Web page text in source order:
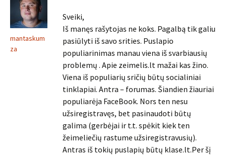
mantaskum
za
Sveiki,
Iš manęs rašytojas ne koks. Pagalbą tik galiu
pasiūlyti iš savo srities. Puslapio
populiarinimas manau viena iš svarbiausių
problemų . Apie zeimelis.lt mažai kas žino.
Viena iš populiarių sričių būtų socialiniai
tinklapiai. Antra – forumas. Šiandien žiauriai
populiarėja FaceBook. Nors ten nesu
užsiregistravęs, bet pasinaudoti būtų
galima (gerbėjai ir t.t. spėkit kiek ten
žeimeliečių rastume užsiregistravusių).
Antras iš tokių puslapių būtų klase.lt.Per šį